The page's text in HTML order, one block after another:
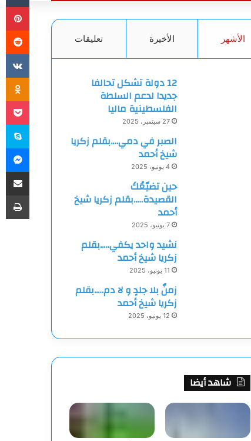
الأشهر الأخيرة تعليقات
12 دولة تشكل تحالفا
جديدا لدعم السلطة
الفلسطينية ماليا
27 سبتمبر، 2025
الصبر في دمي….بقلم زكريا
شيخ أحمد
4 يونيو، 2025
حين تضيّعُكَ
القصيدة…..بقلم زكريا شيخ
أحمد
7 يونيو، 2025
نشيد واحد يكفي…..بقلم
زكريا شيخ أحمد
11 يونيو، 2025
زمنٌ بلا جلدٍ و لا دم…..بقلم
زكريا شيخ أحمد
12 يونيو، 2025
شاهد أيضا